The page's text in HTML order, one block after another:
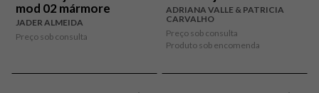
mod 02 mármore
JADER ALMEIDA
Preço sob consulta
ADRIANA VALLE & PATRICIA
CARVALHO
Preço sob consulta
Produto sob encomenda